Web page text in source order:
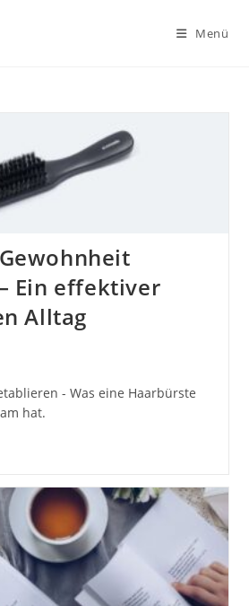
Menü
Ein effektiver
Alltag
- Was eine Haarbürste
hat.